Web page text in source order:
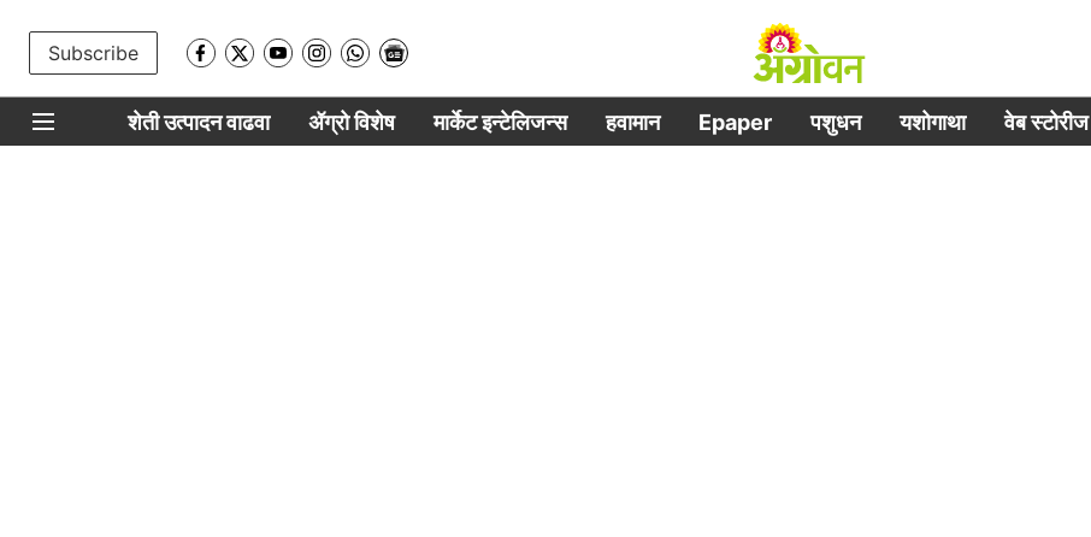
Subscribe
शेती उत्पादन वाढवा ॲग्रो विशेष मार्केट इन्टेलिजन्स हवामान Epaper पशुधन यशोगाथा वेब स्टोरीज